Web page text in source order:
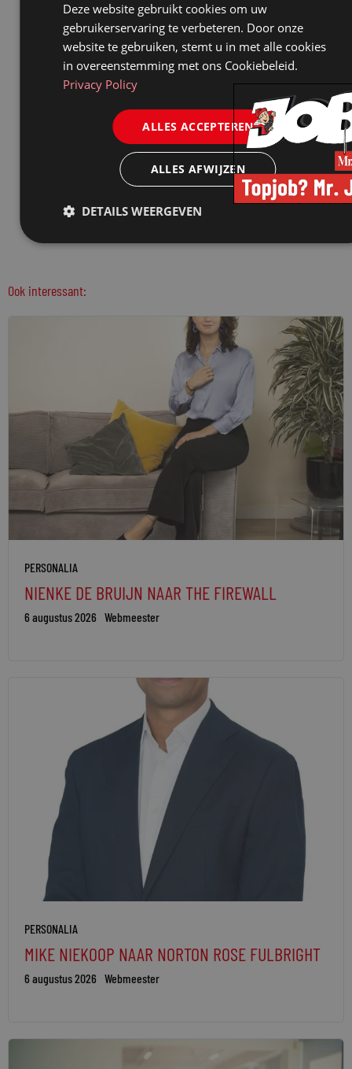
Ook interessant:
PERSONALIA
NIENKE DE BRUIJN NAAR THE FIREWALL
6 augustus 2026 Webmeester
PERSONALIA
MIKE NIEKOOP NAAR NORTON ROSE FULBRIGHT
6 augustus 2026 Webmeester
Deze website gebruikt cookies om uw
gebruikerservaring te verbeteren. Door onze
website te gebruiken, stemt u in met alle cookies
in overeenstemming met ons Cookiebeleid.
Privacy Policy
ALLES ACCEPTEREN
ALLES AFWIJZEN
DETAILS WEERGEVEN